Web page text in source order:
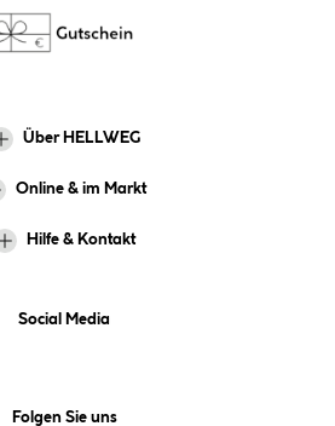
Über HELLWEG
Online & im Markt
Hilfe & Kontakt
Social Media
Folgen Sie uns